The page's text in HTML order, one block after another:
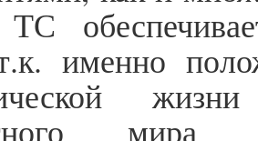
именно
мира